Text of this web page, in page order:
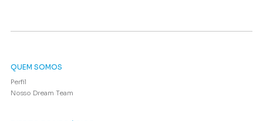
QUEM SOMOS
Perfil
Nosso Dream Team